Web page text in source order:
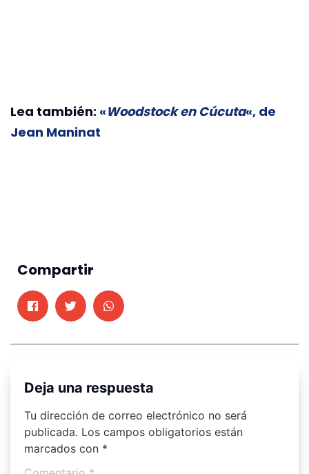
Lea también: «Woodstock en Cúcuta«, de
Jean Maninat
Compartir
Deja una respuesta
Tu dirección de correo electrónico no será
publicada. Los campos obligatorios están
marcados con *